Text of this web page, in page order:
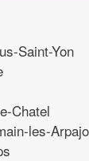
Saint-Yon
Chatel
les-